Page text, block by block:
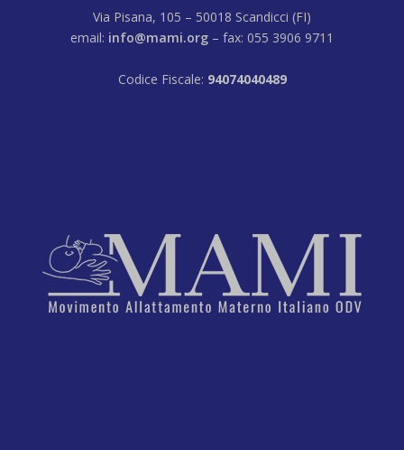
Via Pisana, 105 – 50018 Scandicci (FI)
email: info@mami.org – fax: 055 3906 9711
Codice Fiscale: 94074040489